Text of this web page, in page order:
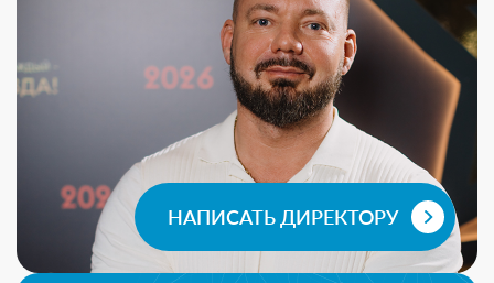
НАПИСАТЬ ДИРЕКТОРУ